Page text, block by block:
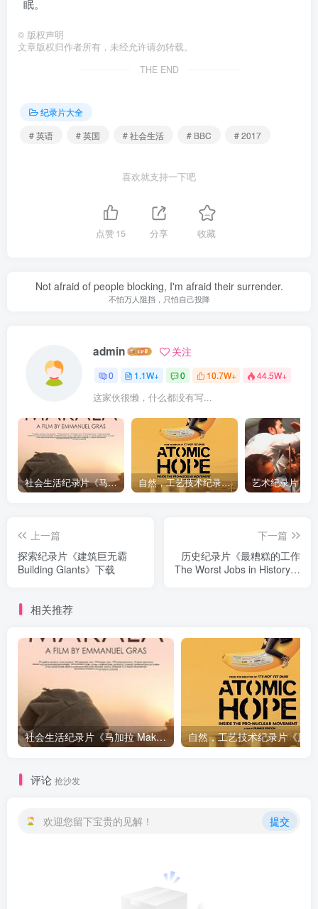
眠。
© 版权声明
文章版权归作者所有，未经允许请勿转载。
THE END
纪录片大全
# 英语
# 英国 # 社会生活 # BBC # 2017
喜欢就支持一下吧
点赞15 分享 收藏
Not afraid of people blocking, I'm afraid their surrender.
不怕万人阻挡，只怕自己投降
admin 关注
0 1.1W+ 0 10.7W+ 44.5W+
这家伙很懒，什么都没有写...
社会生活纪录片《马加拉 Makala》下载 自然，工艺技术纪录片《原子能的希望 Atomic Hope – Inside the Pro-Nuclear Movement》下载
上一篇
探索纪录片《建筑巨无霸
Building Giants》下载
下一篇
历史纪录片《最糟糕的工作
The Worst Jobs in History》
相关推荐
社会生活纪录片《马加拉 Makala》下载
评论 抢沙发
欢迎您留下宝贵的见解！ 提交